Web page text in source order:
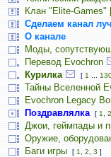
Клан "Elite-
Сделаем канал
О канале
Моды,
Перевод Evochron
Курилка [ 1
Тайны Вселенной
Evochron Legacy
Поздравлялка [ 1 2
Джои, геймпады и
Оружие,
Баги игры [ 1 2 3 ]